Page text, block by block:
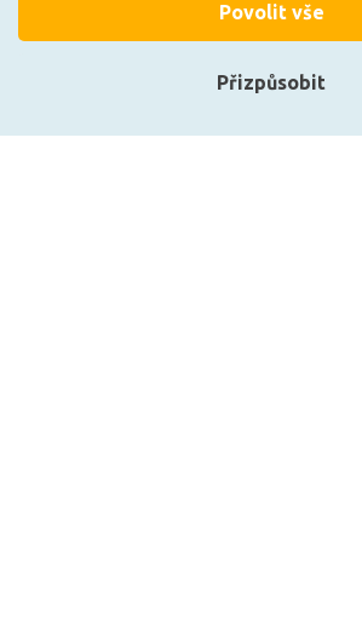
Ze stejné kolekce
Přizpůsobit
Povolit vše